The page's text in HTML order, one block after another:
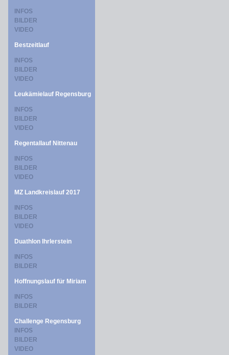
INFOS
BILDER
VIDEO
Bestzeitlauf
INFOS
BILDER
VIDEO
Leukämielauf Regensburg
INFOS
BILDER
VIDEO
Regentallauf Nittenau
INFOS
BILDER
VIDEO
MZ Landkreislauf 2017
INFOS
BILDER
VIDEO
Duathlon Ihrlerstein
INFOS
BILDER
Hoffnungslauf für Miriam
INFOS
BILDER
Challenge Regensburg
INFOS
BILDER
VIDEO